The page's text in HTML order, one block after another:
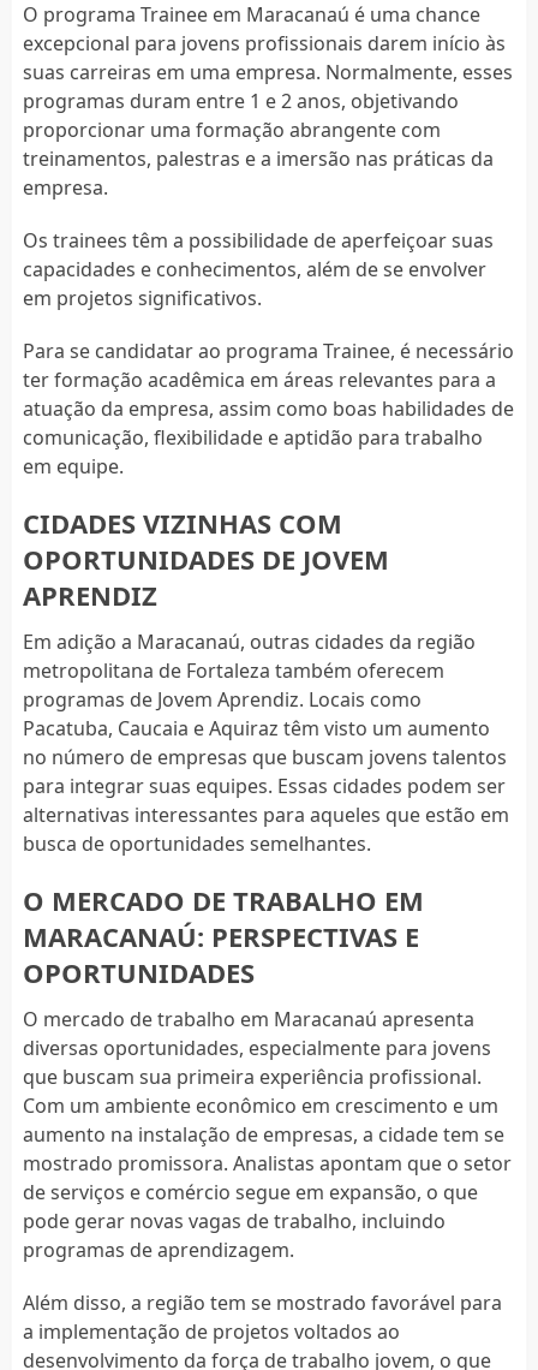
O programa Trainee em Maracanaú é uma chance
excepcional para jovens profissionais darem início às
suas carreiras em uma empresa. Normalmente, esses
programas duram entre 1 e 2 anos, objetivando
proporcionar uma formação abrangente com
treinamentos, palestras e a imersão nas práticas da
empresa.
Os trainees têm a possibilidade de aperfeiçoar suas
capacidades e conhecimentos, além de se envolver
em projetos significativos.
Para se candidatar ao programa Trainee, é necessário
ter formação acadêmica em áreas relevantes para a
atuação da empresa, assim como boas habilidades de
comunicação, flexibilidade e aptidão para trabalho
em equipe.
CIDADES VIZINHAS COM
OPORTUNIDADES DE JOVEM
APRENDIZ
Em adição a Maracanaú, outras cidades da região
metropolitana de Fortaleza também oferecem
programas de Jovem Aprendiz. Locais como
Pacatuba, Caucaia e Aquiraz têm visto um aumento
no número de empresas que buscam jovens talentos
para integrar suas equipes. Essas cidades podem ser
alternativas interessantes para aqueles que estão em
busca de oportunidades semelhantes.
O MERCADO DE TRABALHO EM
MARACANAÚ: PERSPECTIVAS E
OPORTUNIDADES
O mercado de trabalho em Maracanaú apresenta
diversas oportunidades, especialmente para jovens
que buscam sua primeira experiência profissional.
Com um ambiente econômico em crescimento e um
aumento na instalação de empresas, a cidade tem se
mostrado promissora. Analistas apontam que o setor
de serviços e comércio segue em expansão, o que
pode gerar novas vagas de trabalho, incluindo
programas de aprendizagem.
Além disso, a região tem se mostrado favorável para
a implementação de projetos voltados ao
desenvolvimento da força de trabalho jovem, o que